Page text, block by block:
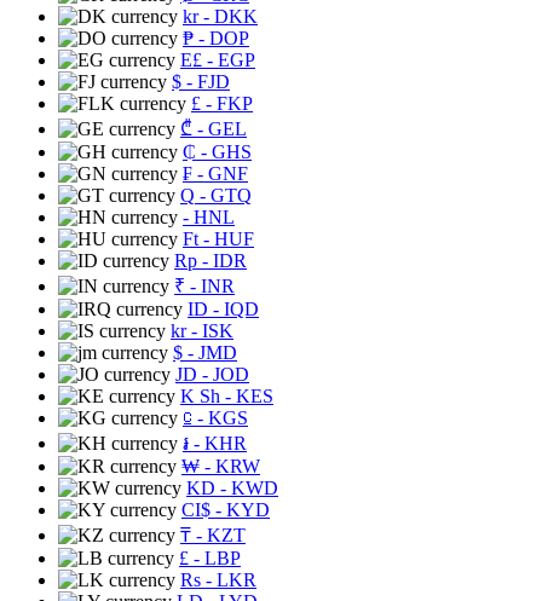
kr- DKK
₱ - DOP
E£ - EGP
$ - FJD
£ - FKP
₾ - GEL
₵ - GHS
₣ - GNF
Q - GTQ
- HNL
Ft - HUF
Rp - IDR
₹ - INR
ID - IQD
kr- ISK
$ - JMD
JD - JOD
K Sh - KES
⃀ - KGS
៛ - KHR
₩ - KRW
KD - KWD
CI$ - KYD
₸ - KZT
£ - LBP
Rs - LKR